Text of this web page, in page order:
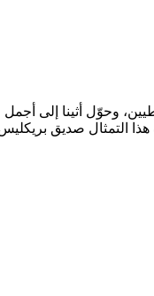
وحوّل أثينا إلى أجمل